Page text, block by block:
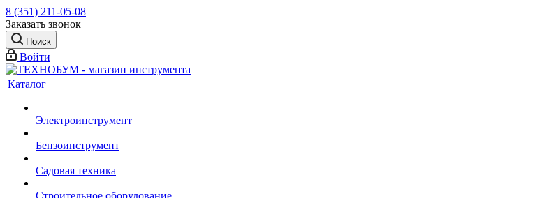
8 (351) 211-05-08
Заказать звонок
Поиск
Войти
Каталог
Электроинструмент
Бензоинструмент
Садовая техника
Строительное оборудование